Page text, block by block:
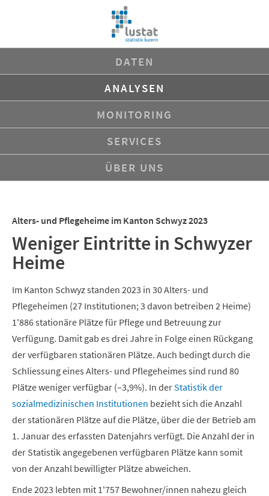
DATEN
ANALYSEN
MONITORING
SERVICES
ÜBER UNS
Alters- und Pflegeheime im Kanton Schwyz 2023
Weniger Eintritte in Schwyzer
Heime
Im Kanton Schwyz standen 2023 in 30 Alters- und
Pflegeheimen (27 Institutionen; 3 davon betreiben 2 Heime)
1'886 stationäre Plätze für Pflege und Betreuung zur
Verfügung. Damit gab es drei Jahre in Folge einen Rückgang
der verfügbaren stationären Plätze. Auch bedingt durch die
Schliessung eines Alters- und Pflegeheimes sind rund 80
Plätze weniger verfügbar (–3,9%). In derStatistik der
sozialmedizinischen Institutionen bezieht sich die Anzahl
der stationären Plätze auf die Plätze, über die der Betrieb am
1. Januar des erfassten Datenjahrs verfügt. Die Anzahl der in
der Statistik angegebenen verfügbaren Plätze kann somit
von der Anzahl bewilligter Plätze abweichen.
Ende 2023 lebten mit 1'757 Bewohner/innen nahezu gleich